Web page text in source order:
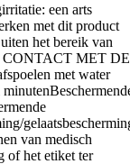
een arts
met dit product
het bereik van
CONTACT MET DE
met water
minuten
van medisch
of het etiket ter